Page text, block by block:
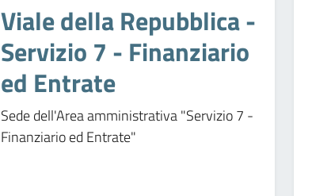
Viale della Repubblica -
Servizio 7 - Finanziario
ed Entrate
Sede dell'Area amministrativa "Servizio 7 -
Finanziario ed Entrate"